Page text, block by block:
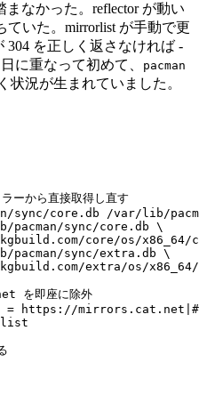
なかった。reflector が動い
ていた。mirrorlist が手動で更
304 を正しく返さなければ -
に重なって初めて、
pacman
状況が生まれていました。
ーから直接取得し直す
sync/core.db
/var/lib/
sync/core.db \
core/os/x86_64/
sync/extra.db
\
extra/os/
即座に除外
= https://